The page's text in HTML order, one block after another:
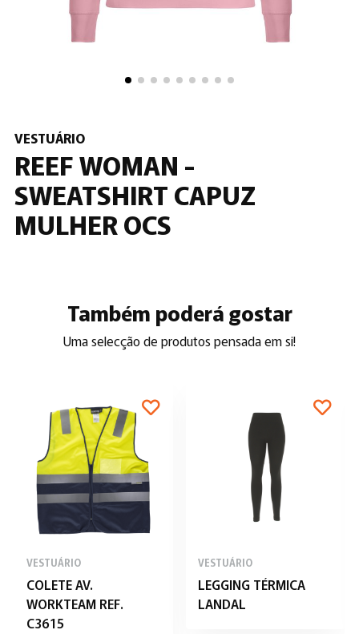
VESTUÁRIO
REEF WOMAN -
SWEATSHIRT CAPUZ
MULHER OCS
Também poderá gostar
Uma selecção de produtos pensada em si!
VESTUÁRIO
COLETE AV.
WORKTEAM REF.
C3615
VESTUÁRIO
LEGGING TÉRMICA
LANDAL